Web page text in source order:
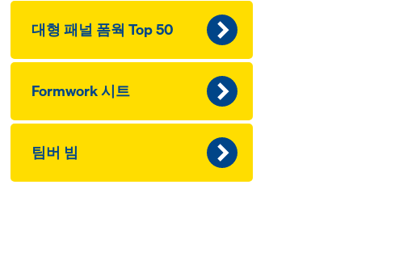
대형 패널 폼웍 Top 50
Formwork 시트
팀버 빔